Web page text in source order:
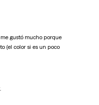
gustó mucho porque
(el color si es un poco